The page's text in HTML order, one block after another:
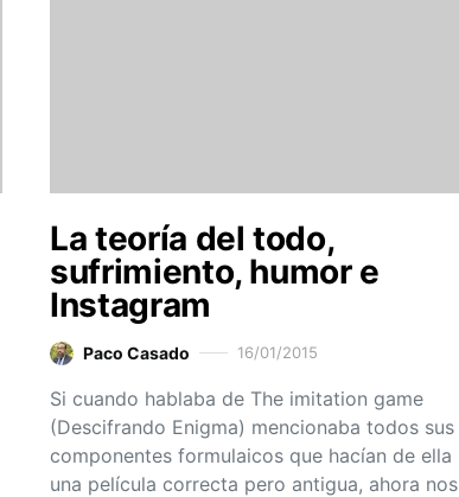
La teoría del todo,
sufrimiento, humor e
Instagram
Paco Casado 16/01/2015
Si cuando hablaba de The imitation game
(Descifrando Enigma) mencionaba todos sus
componentes formulaicos que hacían de ella
una película correcta pero antigua, ahora nos